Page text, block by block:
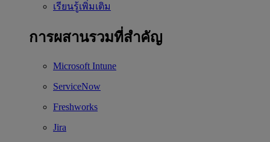
เรียนรู้เพิ่มเติม
การผสานรวมที่สำคัญ
Microsoft Intune
ServiceNow
Freshworks
Jira